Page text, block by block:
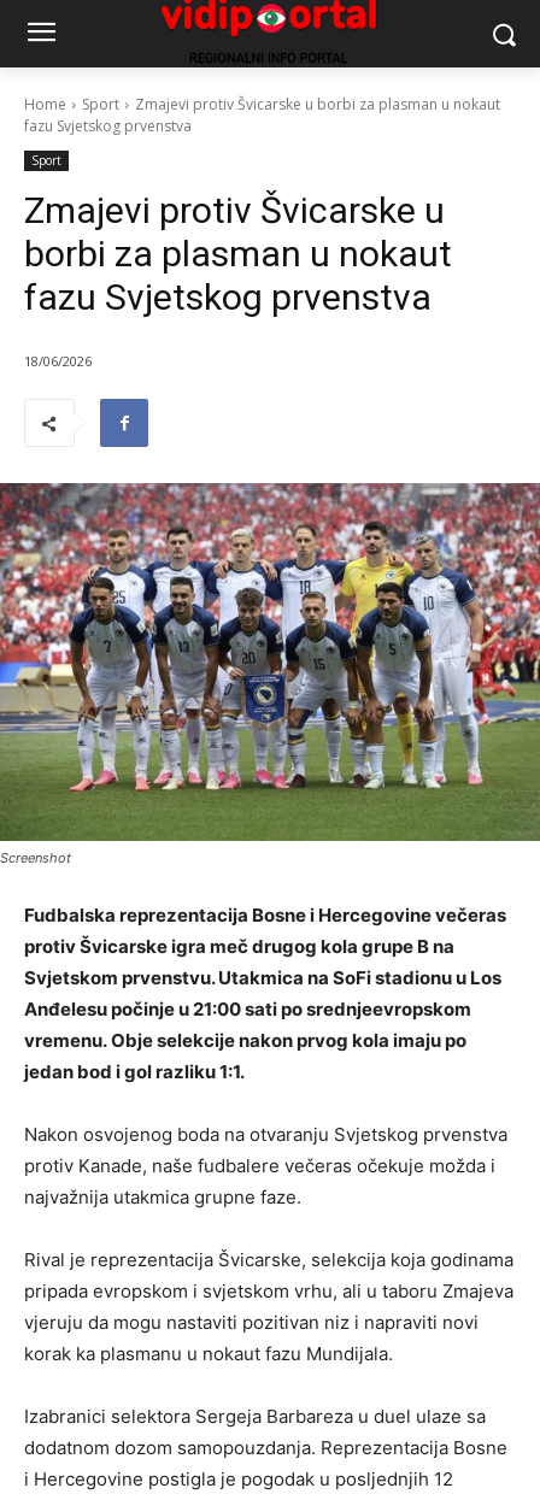
Home Sport
Zmajevi protiv Švicarske u borbi za plasman u nokaut
fazu Svjetskog prvenstva
Sport
Zmajevi protiv Švicarske u
borbi za plasman u nokaut
fazu Svjetskog prvenstva
18/06/2026
Screenshot
Fudbalska reprezentacija Bosne i Hercegovine večeras
protiv Švicarske igra meč drugog kola grupe B na
Svjetskom prvenstvu. Utakmica na SoFi stadionu u Los
Anđelesu počinje u 21:00 sati po srednjeevropskom
vremenu. Obje selekcije nakon prvog kola imaju po
jedan bod i gol razliku 1:1.
Nakon osvojenog boda na otvaranju Svjetskog prvenstva
protiv Kanade, naše fudbalere večeras očekuje možda i
najvažnija utakmica grupne faze.
Rival je reprezentacija Švicarske, selekcija koja godinama
pripada evropskom i svjetskom vrhu, ali u taboru Zmajeva
vjeruju da mogu nastaviti pozitivan niz i napraviti novi
korak ka plasmanu u nokaut fazu Mundijala.
Izabranici selektora Sergeja Barbareza u duel ulaze sa
dodatnom dozom samopouzdanja. Reprezentacija Bosne
i Hercegovine postigla je pogodak u posljednjih 12